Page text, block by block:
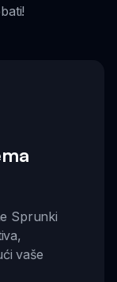
Sprunki
vaše